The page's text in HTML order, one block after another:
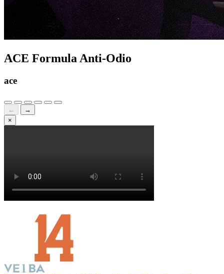
ACE Formula Anti-Odio
ace
←
→
×